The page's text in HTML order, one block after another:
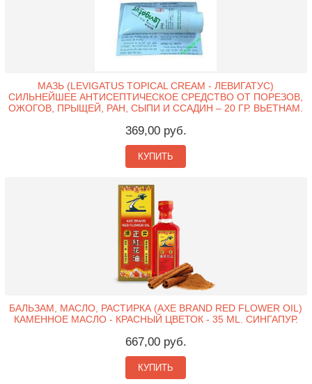
МАЗЬ (LEVIGATUS TOPICAL CREAM - ЛЕВИГАТУС)
СИЛЬНЕЙШЕЕ АНТИСЕПТИЧЕСКОЕ СРЕДСТВО ОТ ПОРЕЗОВ,
ОЖОГОВ, ПРЫЩЕЙ, РАН, СЫПИ И ССАДИН – 20 ГР. ВЬЕТНАМ.
369,00 руб.
КУПИТЬ
БАЛЬЗАМ, МАСЛО, РАСТИРКА (AXE BRAND RED FLOWER OIL)
КАМЕННОЕ МАСЛО - КРАСНЫЙ ЦВЕТОК - 35 ML. СИНГАПУР.
667,00 руб.
КУПИТЬ